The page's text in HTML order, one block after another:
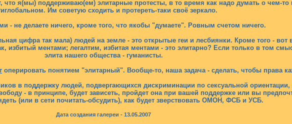
что я(мы) поддерживаю(ем) элитарные протесты, в то время как надо думать о чем-то
Им советую сходить и протереть-таки своё зеркало.
- не делаете ничего, кроме того, что якобы "думаете". Ровным счетом ничего.
цифра так мала) людей на земле - это открытые геи и лесбиянки. Кроме того -
избитый ментами; легалтим, избитая ментами - это элитарно? Если только в том
элита нашего общества - гуманисты.
оперировать понятием "элитарный". Вообще-то, наша задача - сделать, чтобы права
в поддержку людей, подвергающихся дискриминации по сексуальной ориентации,
- в принципе, будет зависеть, пройдет она при вашей поддержке или вы
(или в сети почитать-обсудить), как будет зверствовать ОМОН, ФСБ и УСБ.
Дата создания галереи - 13.05.2007